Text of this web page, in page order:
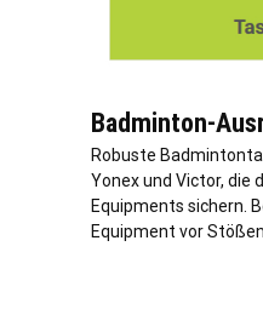
Badminton-
Robuste
Yonex und Victor, die
Equipments sichern.
Equipment vor